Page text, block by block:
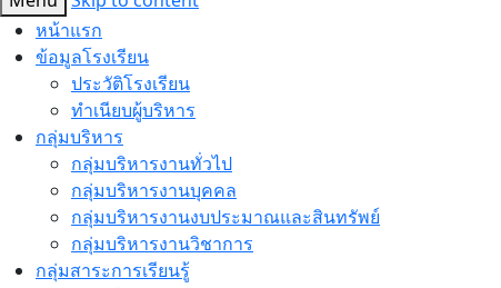
หน้าแรก
ข้อมูลโรงเรียน
ประวัติโรงเรียน
ทำเนียบผู้บริหาร
กลุ่มบริหาร
กลุ่มบริหารงานทั่วไป
กลุ่มบริหารงานบุคคล
กลุ่มบริหารงานงบประมาณและสินทรัพย์
กลุ่มบริหารงานวิชาการ
กลุ่มสาระการเรียนรู้